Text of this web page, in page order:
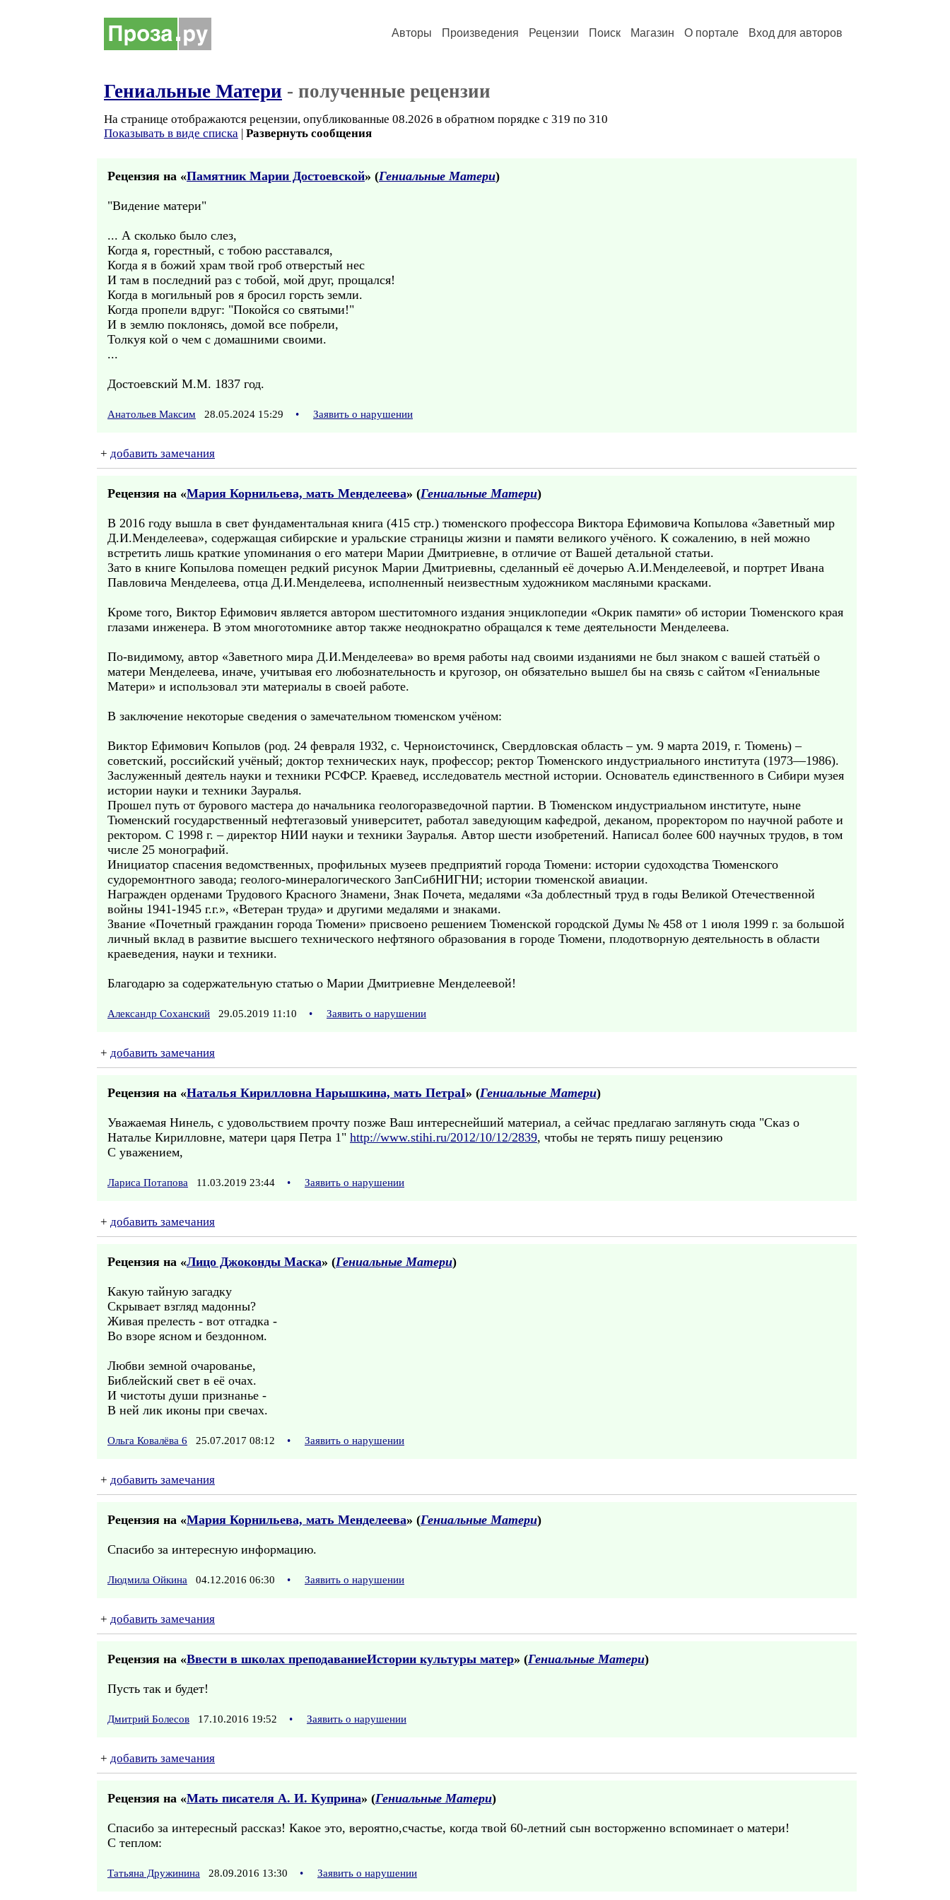
Авторы Произведения Рецензии Поиск Магазин О портале Вход для авторов
Гениальные Матери - полученные рецензии
На странице отображаются рецензии, опубликованные 08.2026 в обратном порядке с 319 по 310
Показывать в виде списка | Развернуть сообщения
Рецензия на «Памятник Марии Достоевской» (Гениальные Матери)
"Видение матери"
... А сколько было слез,
Когда я, горестный, с тобою расставался,
Когда я в божий храм твой гроб отверстый нес
И там в последний раз с тобой, мой друг, прощался!
Когда в могильный ров я бросил горсть земли.
Когда пропели вдруг: "Покойся со святыми!"
И в землю поклонясь, домой все побрели,
Толкуя кой о чем с домашними своими.
...
Достоевский М.М. 1837 год.
Анатольев Максим 28.05.2024 15:29 • Заявить о нарушении
+ добавить замечания
Рецензия на «Мария Корнильева, мать Менделеева» (Гениальные Матери)
В 2016 году вышла в свет фундаментальная книга (415 стр.) тюменского профессора Виктора Ефимовича Копылова «Заветный мир
Д.И.Менделеева», содержащая сибирские и уральские страницы жизни и памяти великого учёного. К сожалению, в ней можно
встретить лишь краткие упоминания о его матери Марии Дмитриевне, в отличие от Вашей детальной статьи.
Зато в книге Копылова помещен редкий рисунок Марии Дмитриевны, сделанный её дочерью А.И.Менделеевой, и портрет Ивана
Павловича Менделеева, отца Д.И.Менделеева, исполненный неизвестным художником масляными красками.
Кроме того, Виктор Ефимович является автором шеститомного издания энциклопедии «Окрик памяти» об истории Тюменского края
глазами инженера. В этом многотомнике автор также неоднократно обращался к теме деятельности Менделеева.
По-видимому, автор «Заветного мира Д.И.Менделеева» во время работы над своими изданиями не был знаком с вашей статьёй о
матери Менделеева, иначе, учитывая его любознательность и кругозор, он обязательно вышел бы на связь с сайтом «Гениальные
Матери» и использовал эти материалы в своей работе.
В заключение некоторые сведения о замечательном тюменском учёном:
Виктор Ефимович Копылов (род. 24 февраля 1932, с. Черноисточинск, Свердловская область – ум. 9 марта 2019, г. Тюмень) –
советский, российский учёный; доктор технических наук, профессор; ректор Тюменского индустриального института (1973—1986).
Заслуженный деятель науки и техники РСФСР. Краевед, исследователь местной истории. Основатель единственного в Сибири музея
истории науки и техники Зауралья.
Прошел путь от бурового мастера до начальника геологоразведочной партии. В Тюменском индустриальном институте, ныне
Тюменский государственный нефтегазовый университет, работал заведующим кафедрой, деканом, проректором по научной работе и
ректором. С 1998 г. – директор НИИ науки и техники Зауралья. Автор шести изобретений. Написал более 600 научных трудов, в том
числе 25 монографий.
Инициатор спасения ведомственных, профильных музеев предприятий города Тюмени: истории судоходства Тюменского
судоремонтного завода; геолого-минералогического ЗапСибНИГНИ; истории тюменской авиации.
Награжден орденами Трудового Красного Знамени, Знак Почета, медалями «За доблестный труд в годы Великой Отечественной
войны 1941-1945 г.г.», «Ветеран труда» и другими медалями и знаками.
Звание «Почетный гражданин города Тюмени» присвоено решением Тюменской городской Думы № 458 от 1 июля 1999 г. за большой
личный вклад в развитие высшего технического нефтяного образования в городе Тюмени, плодотворную деятельность в области
краеведения, науки и техники.
Благодарю за содержательную статью о Марии Дмитриевне Менделеевой!
Александр Соханский 29.05.2019 11:10 • Заявить о нарушении
+ добавить замечания
Рецензия на «Наталья Кирилловна Нарышкина, мать ПетраI» (Гениальные Матери)
Уважаемая Нинель, с удовольствием прочту позже Ваш интереснейший материал, а сейчас предлагаю заглянуть сюда "Сказ о
Наталье Кирилловне, матери царя Петра 1" http://www.stihi.ru/2012/10/12/2839, чтобы не терять пишу рецензию
С уважением,
Лариса Потапова 11.03.2019 23:44 • Заявить о нарушении
+ добавить замечания
Рецензия на «Лицо Джоконды Маска» (Гениальные Матери)
Какую тайную загадку
Скрывает взгляд мадонны?
Живая прелесть - вот отгадка -
Во взоре ясном и бездонном.
Любви земной очарованье,
Библейский свет в её очах.
И чистоты души признанье -
В ней лик иконы при свечах.
Ольга Ковалёва 6 25.07.2017 08:12 • Заявить о нарушении
+ добавить замечания
Рецензия на «Мария Корнильева, мать Менделеева» (Гениальные Матери)
Спасибо за интересную информацию.
Людмила Ойкина 04.12.2016 06:30 • Заявить о нарушении
+ добавить замечания
Рецензия на «Ввести в школах преподаваниеИстории культуры матер» (Гениальные Матери)
Пусть так и будет!
Дмитрий Болесов 17.10.2016 19:52 • Заявить о нарушении
+ добавить замечания
Рецензия на «Мать писателя А. И. Куприна» (Гениальные Матери)
Спасибо за интересный рассказ! Какое это, вероятно,счастье, когда твой 60-летний сын восторженно вспоминает о матери!
С теплом:
Татьяна Дружинина 28.09.2016 13:30 • Заявить о нарушении